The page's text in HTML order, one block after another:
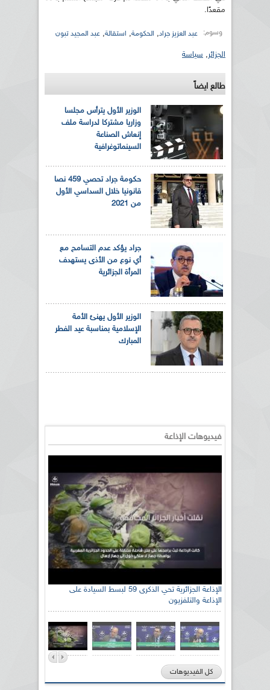
مقعدًا.
وسوم: عبد العزيز جراد, الحكومة, استقالة, عبد المجيد تبون
الجزائر, سياسة
طالع ايضاً
الوزير الأول يترأس مجلسا
وزاريا مشتركا لدراسة ملف
إنعاش الصناعة
السينماتوغرافية
حكومة جراد تحصي 459 نصا
قانونيا خلال السداسي الأول
من 2021
جراد يؤكد عدم التسامح مع
أي نوع من الأذى يستهدف
المرأة الجزائرية
الوزير الأول يهنئ الأمة
الإسلامية بمناسبة عيد الفطر
المبارك
فيديوهات الإذاعة
الإذاعة الجزائرية تحي الذكرى 59 لبسط السيادة على
الإذاعة والتلفزيون
كل الفيديوهات